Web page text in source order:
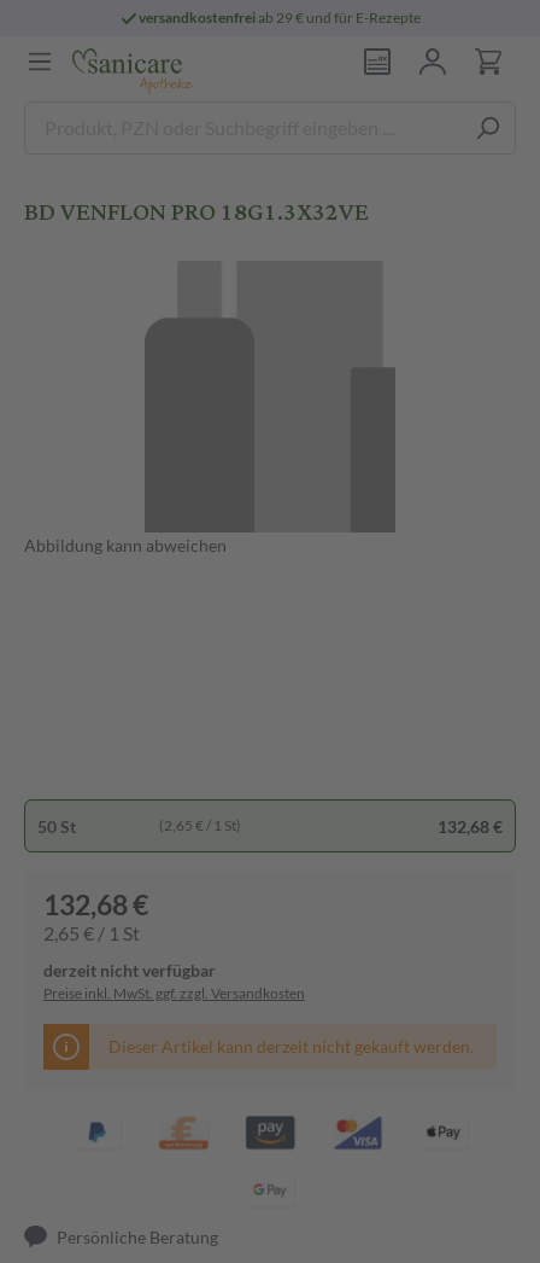
versandkostenfreiab 29 € und für E-Rezepte
BD VENFLON PRO 18G1.3X32VE
Abbildung kann abweichen
50 St (2,65 € / 1 St) 132,68 €
132,68 €
2,65 € / 1 St
derzeit nicht verfügbar
Preise inkl. MwSt. ggf. zzgl. Versandkosten
Dieser Artikel kann derzeit nicht gekauft werden.
Persönliche Beratung